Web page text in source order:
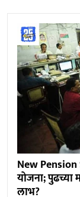
New Pension
योजना; पुढच्या
लाभ?